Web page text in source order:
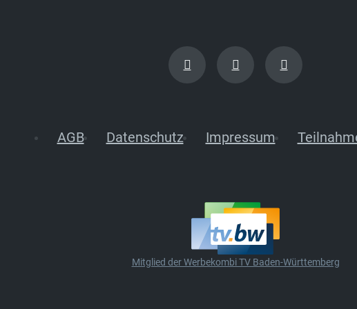
AGB Datenschutz Impressum
Mitglied der Werbekombi TV Baden-Württemberg